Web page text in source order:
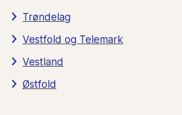
Trøndelag
Vestfold og Telemark
Vestland
Østfold